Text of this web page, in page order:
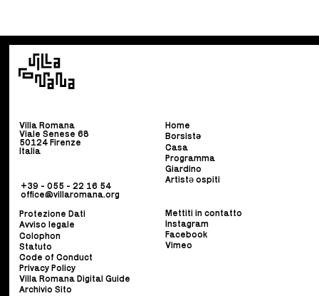
Villa Romana
Viale Senese 68
50124 Firenze
Italia
+39 - 055 - 22 16 54
office@villaromana.org
Home
Borsistə
Casa
Programma
Giardino
Artistə ospiti
Protezione Dati
Avviso legale
Colophon
Statuto
Code of Conduct
Privacy Policy
Villa Romana Digital Guide
Archivio Sito
Mettiti in contatto
Instagram
Facebook
Vimeo